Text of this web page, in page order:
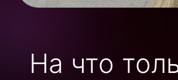
На что